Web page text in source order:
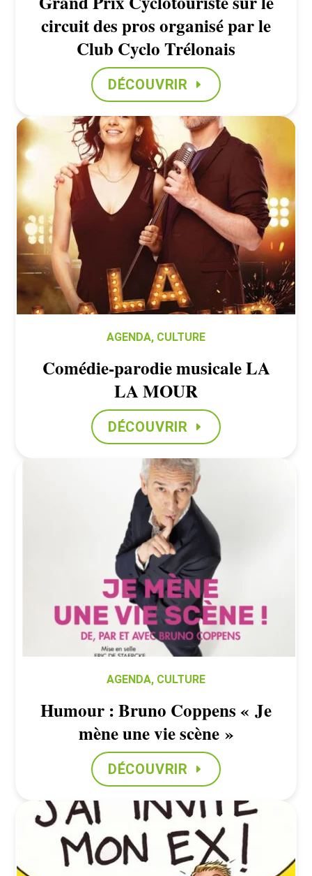
circuit des pros organisé par le
Club Cyclo Trélonais
DÉCOUVRIR
AGENDA, CULTURE
Comédie-parodie musicale LA
LA MOUR
DÉCOUVRIR
AGENDA, CULTURE
Humour : Bruno Coppens « Je
mène une vie scène »
DÉCOUVRIR